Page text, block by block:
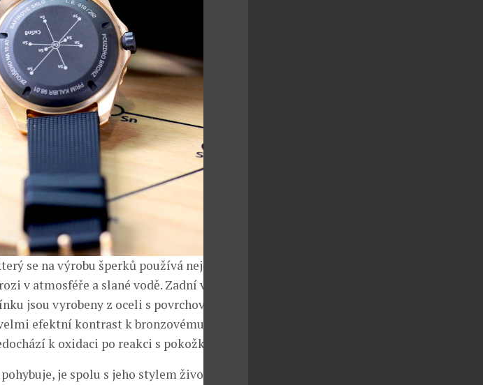
se na výrobu šperků používá nejčastěji.
v atmosféře a slané vodě. Zadní víko a
jsou vyrobeny z oceli s povrchovou
efektní kontrast k bronzovému
k oxidaci po reakci s pokožkou.
je spolu s jeho stylem života